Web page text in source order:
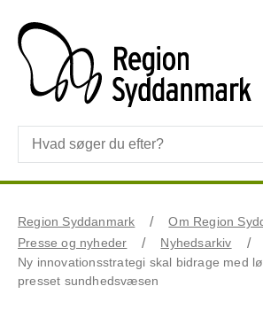
Region Syddanmark
Om Region
Presse og nyheder
Nyhedsarkiv
Ny innovationsstrategi skal bidrage med
presset sundhedsvæsen